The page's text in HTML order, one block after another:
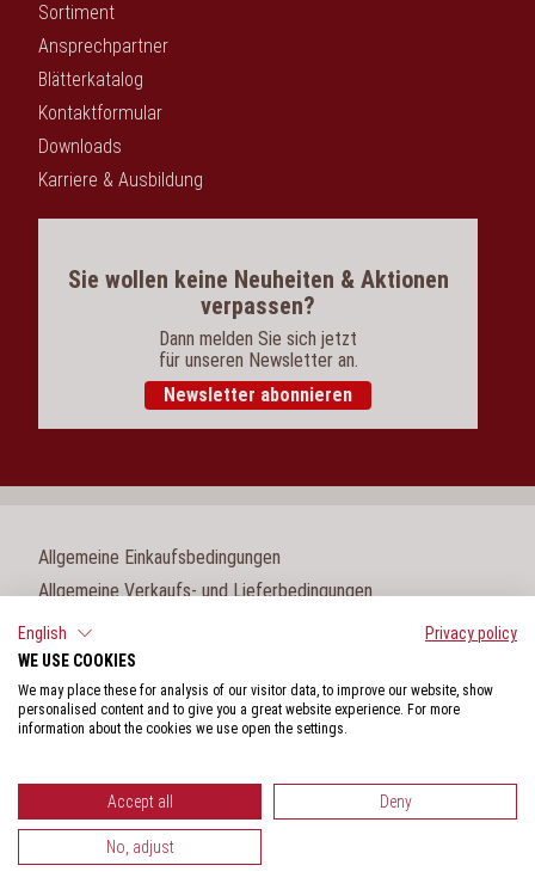
Sortiment
Ansprechpartner
Blätterkatalog
Kontaktformular
Downloads
Karriere & Ausbildung
Sie wollen keine Neuheiten & Aktionen
verpassen?
Dann melden Sie sich jetzt
für unseren Newsletter an.
Newsletter abonnieren
Allgemeine Einkaufsbedingungen
Allgemeine Verkaufs- und Lieferbedingungen
Impressum
Datenschutz
English
Privacy policy
WE USE COOKIES
We may place these for analysis of our visitor data, to improve our website, show
personalised content and to give you a great website experience. For more
information about the cookies we use open the settings.
Accept all Deny
No, adjust